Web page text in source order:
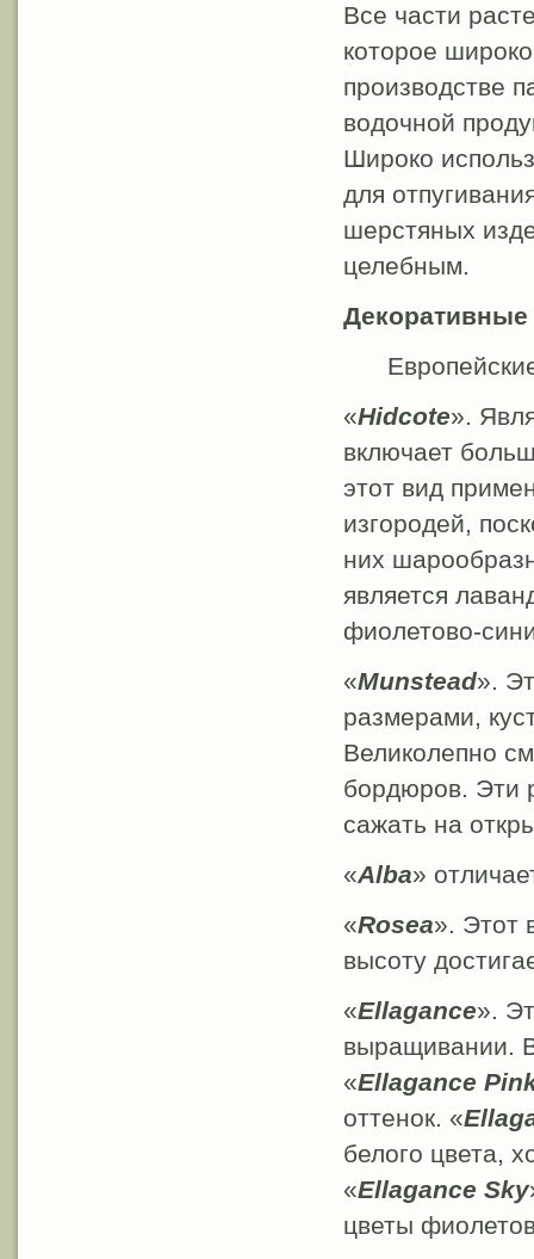
Все части
которое
производстве
водочной
Широко
для
шерстяных
целебным.
«Hidcote».
включает
этот вид
изгородей,
них
является
фиолетово-
«Munstead».
размерами,
Великолепно
бордюров. Эти
сажать на
«Alba»
«Rosea». Этот
высоту
«Ellagance».
выращивании.
«Ellagance
оттенок. «
белого цвета,
«Ellagance Sky
цветы